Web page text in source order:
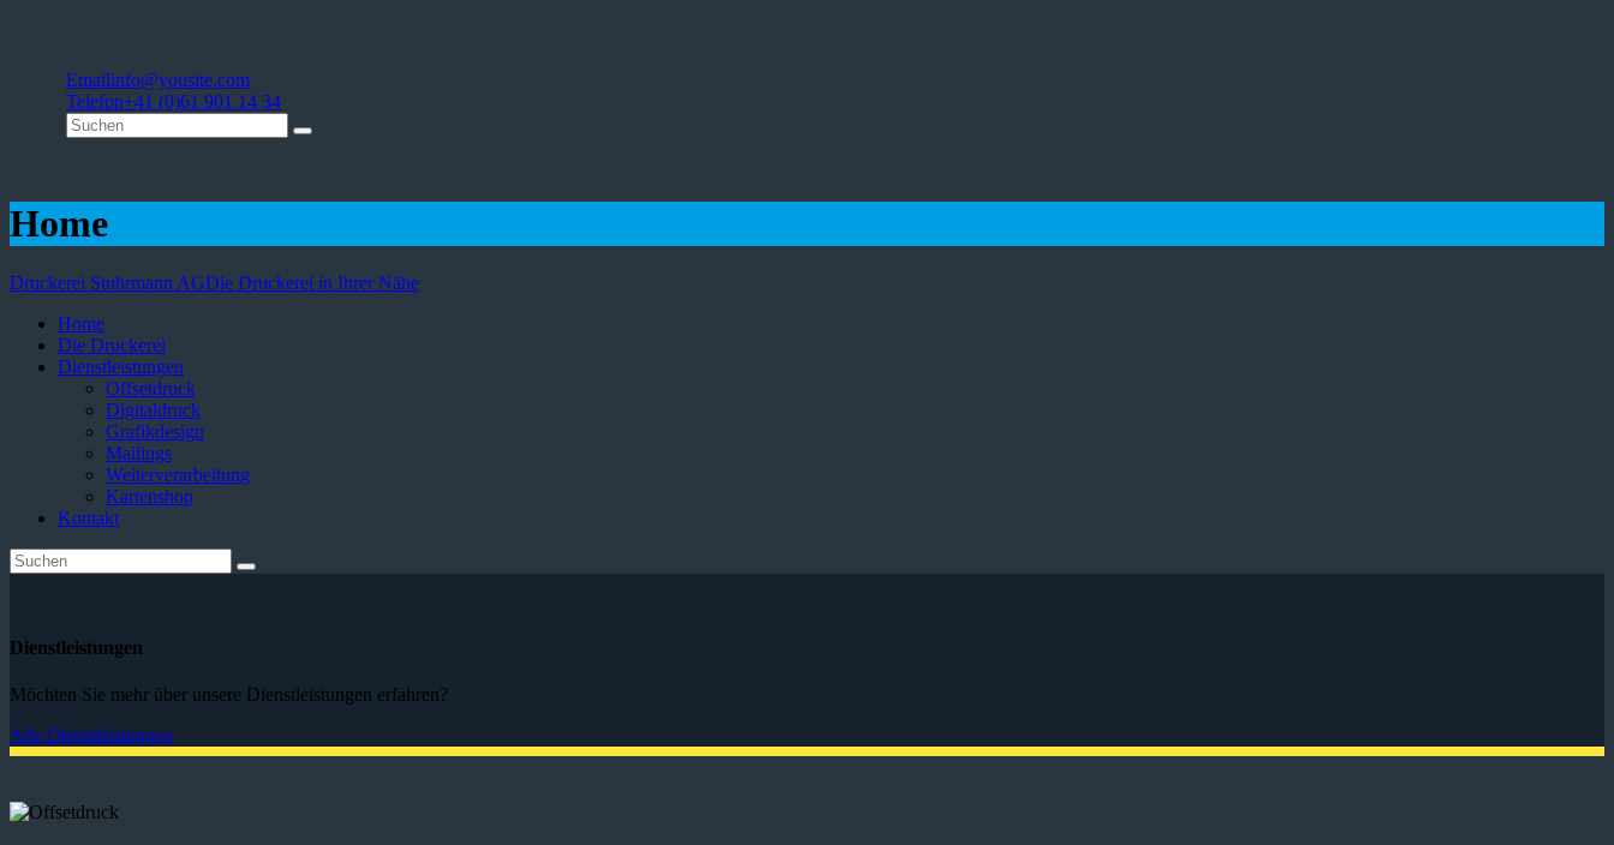
Emailinfo@yousite.com
Telefon+41 (0)61 901 14 34
Home
Druckerei Stuhrmann AGDie Druckerei in Ihrer Nähe
Home
Die Druckerei
Dienstleistungen
Offsetdruck
Digitaldruck
Grafikdesign
Mailings
Weiterverarbeitung
Kartenshop
Kontakt
Dienstleistungen
Möchten Sie mehr über unsere Dienstleistungen erfahren?
Alle Dienstleistungen